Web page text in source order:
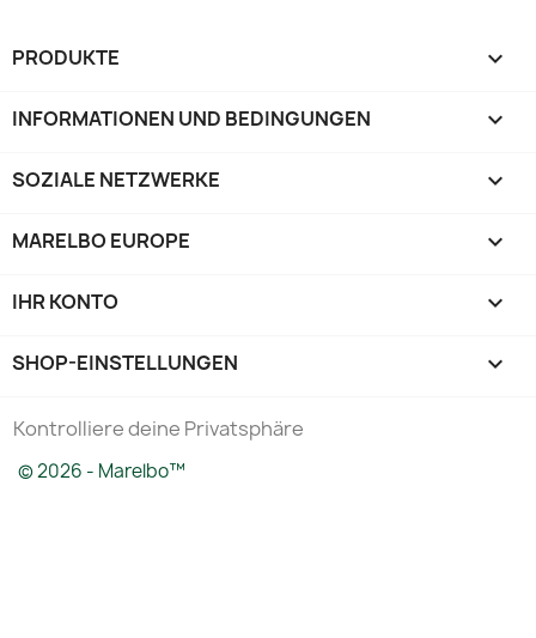
PRODUKTE 
INFORMATIONEN UND BEDINGUNGEN 
SOZIALE NETZWERKE 
MARELBO EUROPE 
IHR KONTO 
SHOP-EINSTELLUNGEN keyboard_arrow_down
Kontrolliere deine Privatsphäre
© 2026 - Marelbo™